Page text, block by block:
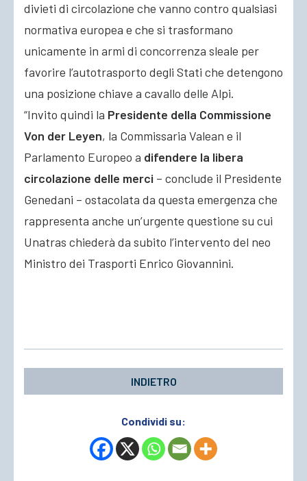
divieti di circolazione che vanno contro qualsiasi
normativa europea e che si trasformano
unicamente in armi di concorrenza sleale per
favorire l’autotrasporto degli Stati che detengono
una posizione chiave a cavallo delle Alpi.
“Invito quindi la Presidente della Commissione
Von der Leyen, la Commissaria Valean e il
Parlamento Europeo a difendere la libera
circolazione delle merci – conclude il Presidente
Genedani – ostacolata da questa emergenza che
rappresenta anche un’urgente questione su cui
Unatras chiederà da subito l’intervento del neo
Ministro dei Trasporti Enrico Giovannini.
INDIETRO
Condividi su: